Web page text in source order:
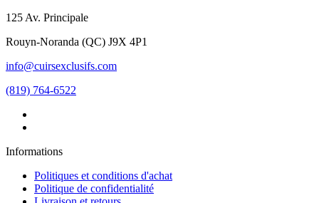
125 Av. Principale
Rouyn-Noranda (QC) J9X 4P1
info@cuirsexclusifs.com
(819) 764-6522
Informations
Politiques et conditions d'achat
Politique de confidentialité